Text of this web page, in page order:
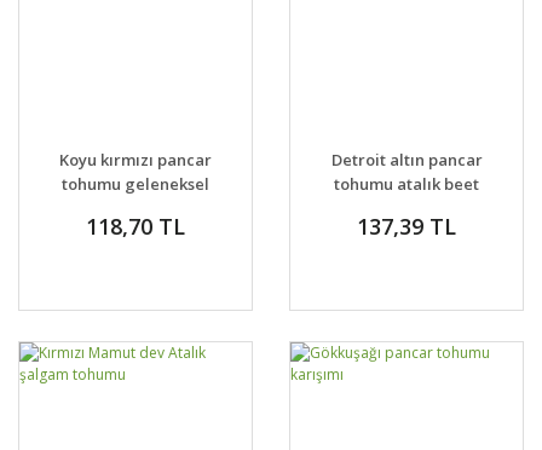
Koyu kırmızı pancar
tohumu geleneksel
118,70 TL
Detroit altın pancar
tohumu atalık beet
137,39 TL